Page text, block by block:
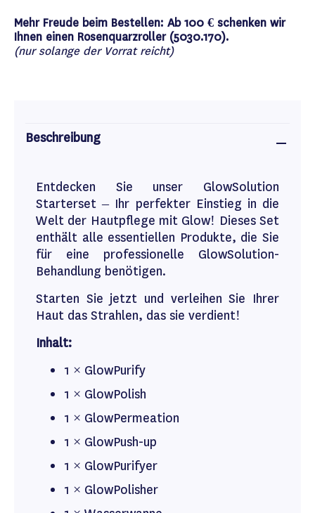
Mehr Freude beim Bestellen: Ab 100 € schenken wir
Ihnen einen Rosenquarzroller (5030.170).
(nur solange der Vorrat reicht)
Beschreibung
Entdecken Sie unser GlowSolution
Starterset – Ihr perfekter Einstieg in die
Welt der Hautpflege mit Glow! Dieses Set
enthält alle essentiellen Produkte, die Sie
für eine professionelle GlowSolution-
Behandlung benötigen.
Starten Sie jetzt und verleihen Sie Ihrer
Haut das Strahlen, das sie verdient!
Inhalt:
1 × GlowPurify
1 × GlowPolish
1 × GlowPermeation
1 × GlowPush-up
1 × GlowPurifyer
1 × GlowPolisher